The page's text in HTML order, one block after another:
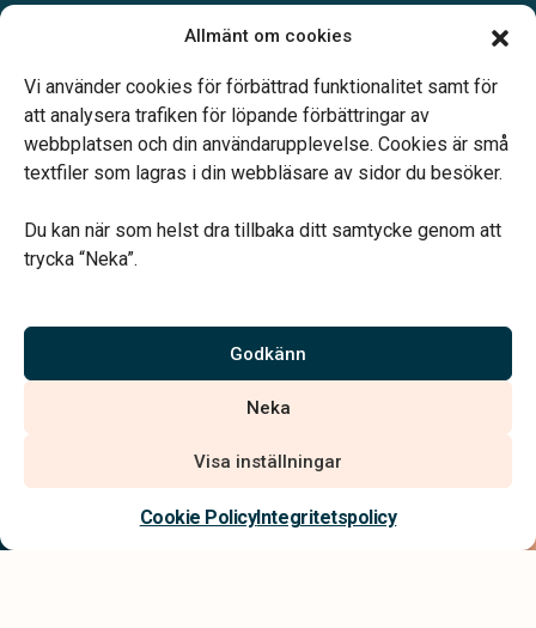
Allmänt om cookies
Vi använder cookies för förbättrad funktionalitet samt för
att analysera trafiken för löpande förbättringar av
webbplatsen och din användarupplevelse. Cookies är små
textfiler som lagras i din webbläsare av sidor du besöker.
Du kan när som helst dra tillbaka ditt samtycke genom att
trycka “Neka”.
Godkänn
Neka
Visa inställningar
Cookie PolicyIntegritetspolicy
Kontakta oss
Telefonjour dygnet runt.
Vårt systerbolag Verahill hjälper dig med familjejuridiken –
Vi är auktoriserade av Sveriges Begravningsbyråers Förbund och
har högt ställda krav på utbildning, kvalitet, miljö och arbetsmiljö.